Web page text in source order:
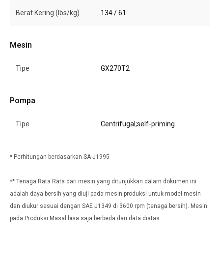
Berat Kering (lbs/kg) 134 / 61
Mesin
Tipe GX270T2
Pompa
Tipe Centrifugal;self-priming
* Perhitungan berdasarkan SA J1995
** Tenaga Rata Rata dari mesin yang ditunjukkan dalam dokumen ini
adalah daya bersih yang diuji pada mesin produksi untuk model mesin
dan diukur sesuai dengan SAE J1349 di 3600 rpm (tenaga bersih). Mesin
pada Produksi Masal bisa saja berbeda dari data diatas.